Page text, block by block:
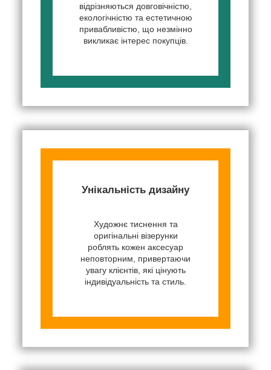
відрізняються довговічністю,
екологічністю та естетичною
привабливістю, що незмінно
викликає інтерес покупців.
Унікальність дизайну
Художнє тиснення та
оригінальні візерунки
роблять кожен аксесуар
неповторним, привертаючи
увагу клієнтів, які цінують
індивідуальність та стиль.